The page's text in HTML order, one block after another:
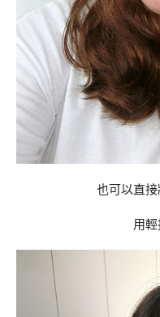
也可以直
用